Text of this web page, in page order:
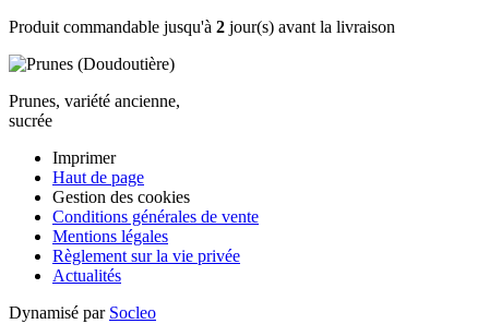
Produit commandable jusqu'à 2 jour(s) avant la livraison
Prunes, variété ancienne,
sucrée
Imprimer
Haut de page
Gestion des cookies
Conditions générales de vente
Mentions légales
Règlement sur la vie privée
Actualités
Dynamisé par Socleo